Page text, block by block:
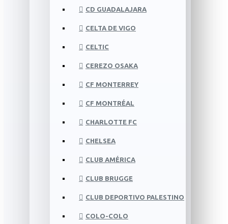
CD GUADALAJARA
CELTA DE VIGO
CELTIC
CEREZO OSAKA
CF MONTERREY
CF MONTRÉAL
CHARLOTTE FC
CHELSEA
CLUB AMÉRICA
CLUB BRUGGE
CLUB DEPORTIVO PALESTINO
COLO-COLO